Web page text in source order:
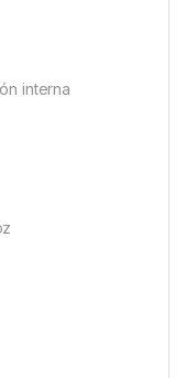
interna